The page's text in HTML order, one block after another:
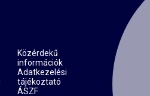
Közérdekű
információk
Adatkezelési
tájékoztató
ÁSZF